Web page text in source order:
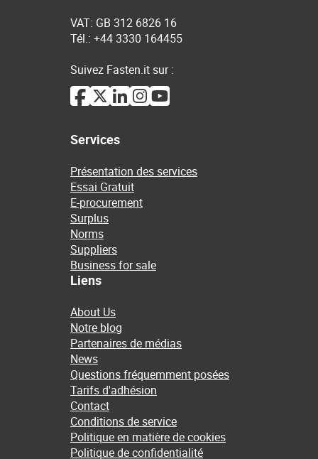
VAT: GB 312 6826 16
Tél.: +44 3330 164455
Suivez Fasten.it sur :
Services
Présentation des services
Essai Gratuit
E-procurement
Surplus
Norms
Suppliers
Business for sale
Liens
About Us
Notre blog
Partenaires de médias
News
Questions fréquemment posées
Tarifs d'adhésion
Contact
Conditions de service
Politique en matière de cookies
Politique de confidentialité